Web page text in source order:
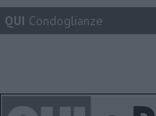
QUI Condoglianze